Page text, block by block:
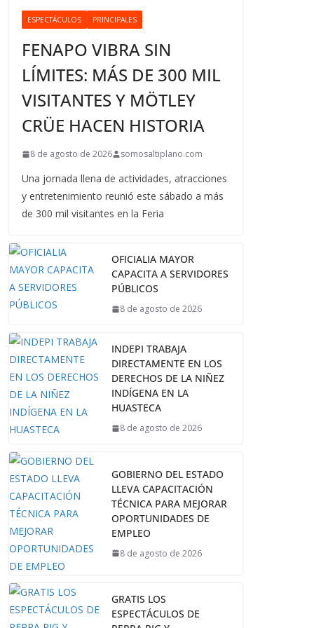
ESPECTÁCULOS PRINCIPALES
FENAPO VIBRA SIN
LÍMITES: MÁS DE 300 MIL
VISITANTES Y MÖTLEY
CRÜE HACEN HISTORIA
8 de agosto de 2026 somosaltiplano.com
Una jornada llena de actividades, atracciones
y entretenimiento reunió este sábado a más
de 300 mil visitantes en la Feria
OFICIALIA MAYOR
CAPACITA A SERVIDORES
PÚBLICOS
8 de agosto de 2026
INDEPI TRABAJA
DIRECTAMENTE EN LOS
DERECHOS DE LA NIÑEZ
INDÍGENA EN LA
HUASTECA
8 de agosto de 2026
GOBIERNO DEL ESTADO
LLEVA CAPACITACIÓN
TÉCNICA PARA MEJORAR
OPORTUNIDADES DE
EMPLEO
8 de agosto de 2026
GRATIS LOS
ESPECTÁCULOS DE